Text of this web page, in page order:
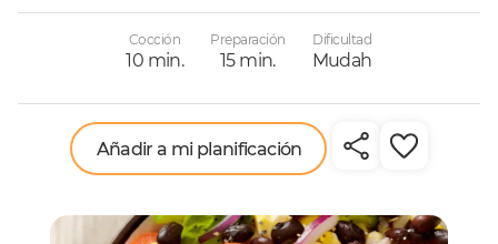
Cocción
10 min.
Preparación
15 min.
Dificultad
Mudah
Añadir a mi planificación